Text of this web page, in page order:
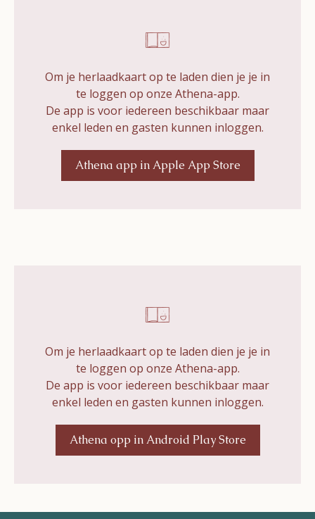
Om je herlaadkaart op te laden dien je je in
te loggen op onze Athena-app.
De app is voor iedereen beschikbaar maar
enkel leden en gasten kunnen inloggen.
Athena app in Apple App Store
Om je herlaadkaart op te laden dien je je in
te loggen op onze Athena-app.
De app is voor iedereen beschikbaar maar
enkel leden en gasten kunnen inloggen.
Athena opp in Android Play Store